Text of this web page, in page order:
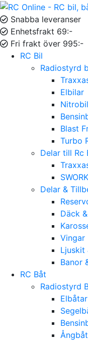
Snabba leveranser
Enhetsfrakt 69:-
Fri frakt över 995:-
RC Bil
Radiostyrd
Elbilar
Blast
Turbo
Delar till Rc
Delar &
Däck
Vingar
Ljuskit
Banor
RC Båt
Radiostyrd
Elbåtar